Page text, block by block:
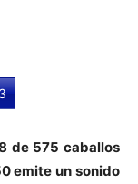
de 575 caballos
emite un sonido